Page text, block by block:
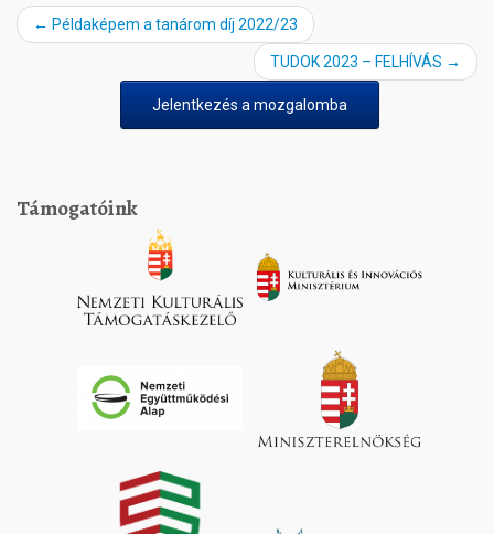
← Példaképem a tanárom díj 2022/23
TUDOK 2023 – FELHÍVÁS →
Jelentkezés a mozgalomba
Támogatóink